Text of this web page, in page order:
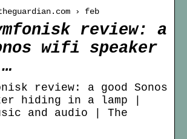
› feb
review: a
wifi speaker
review: a good Sonos
hiding in a lamp |
and audio | The